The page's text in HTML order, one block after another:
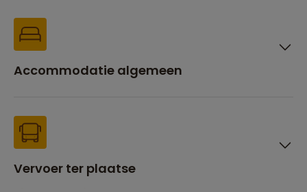
Accommodatie algemeen
Vervoer ter plaatse